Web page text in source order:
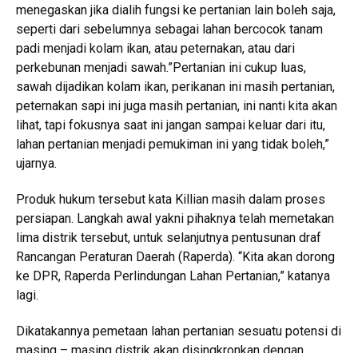
menegaskan jika dialih fungsi ke pertanian lain boleh saja,
seperti dari sebelumnya sebagai lahan bercocok tanam
padi menjadi kolam ikan, atau peternakan, atau dari
perkebunan menjadi sawah.”Pertanian ini cukup luas,
sawah dijadikan kolam ikan, perikanan ini masih pertanian,
peternakan sapi ini juga masih pertanian, ini nanti kita akan
lihat, tapi fokusnya saat ini jangan sampai keluar dari itu,
lahan pertanian menjadi pemukiman ini yang tidak boleh,”
ujarnya.
Produk hukum tersebut kata Killian masih dalam proses
persiapan. Langkah awal yakni pihaknya telah memetakan
lima distrik tersebut, untuk selanjutnya pentusunan draf
Rancangan Peraturan Daerah (Raperda). “Kita akan dorong
ke DPR, Raperda Perlindungan Lahan Pertanian,” katanya
lagi.
Dikatakannya pemetaan lahan pertanian sesuatu potensi di